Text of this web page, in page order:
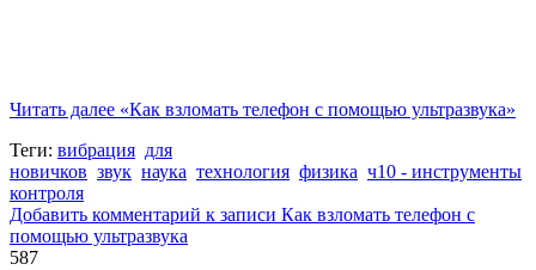
Читать далее «Как взломать телефон с помощью ультразвука»
Теги: вибрация для
новичков звук наука технология физика ч10 - инструменты
контроля
Добавить комментарий к записи Как взломать телефон с
помощью ультразвука
587